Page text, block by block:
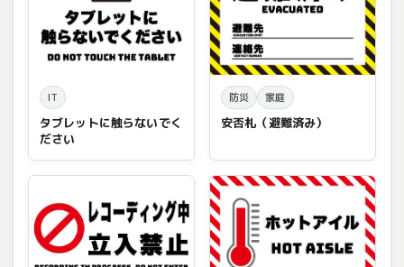
IT
タブレットに触らないでく
ださい
防災 家庭
安否札（避難済み）